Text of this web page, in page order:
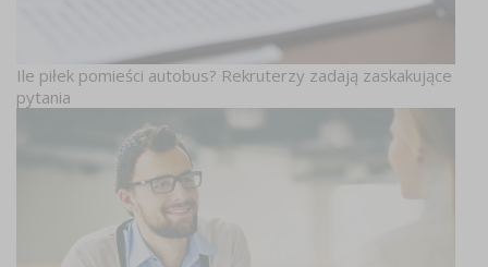
Ile piłek pomieści autobus? Rekruterzy zadają zaskakujące
pytania